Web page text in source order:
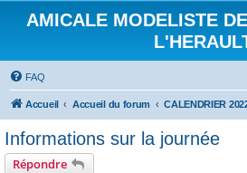
AMICALE MODELISTE
FAQ
Accueil Accueil du forum CALENDRIER
Informations sur la journée
Répondre